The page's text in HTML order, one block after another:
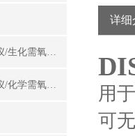
BOD测定仪/BOD分析仪/生化需氧量测定仪
COD测定仪/COD分析仪/化学需氧量测定仪
详细
用
可